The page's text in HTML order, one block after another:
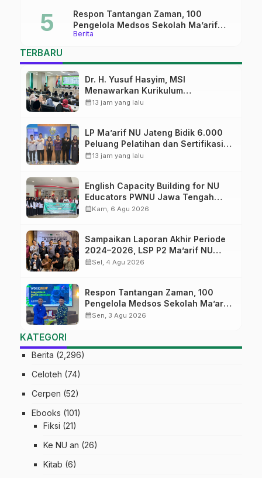
Berita
Respon Tantangan Zaman, 100
Pengelola Medsos Sekolah Ma’arif
Pekalongan Ikuti Pelatihan Literasi
TERBARU
Dr. H. Yusuf Hasyim, MSI
Menawarkan Kurikulum
Diversifikasi, Harapan Baru dalam
calendar_month13 jam yang lalu
LP Ma’arif NU Jateng Bidik 6.000
Peluang Pelatihan dan Sertifikasi
bagi Lulusan SMK
calendar_month13 jam yang lalu
English Capacity Building for NU
Educators PWNU Jawa Tengah
Batch#4; Membuka Jalan Menuju
calendar_monthKam, 6 Agu 2026
Sampaikan Laporan Akhir Periode
2024–2026, LSP P2 Ma’arif NU
Jateng Mantapkan Sinergi Link and
calendar_monthSel, 4 Agu 2026
Respon Tantangan Zaman, 100
Pengelola Medsos Sekolah Ma’arif
Pekalongan Ikuti Pelatihan Literasi
calendar_monthSen, 3 Agu 2026
KATEGORI
Berita (2,296)
Celoteh (74)
Cerpen (52)
Ebooks (101)
Fiksi (21)
Ke NU an (26)
Kitab (6)